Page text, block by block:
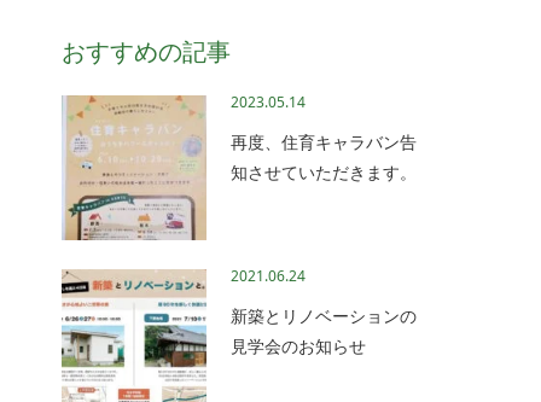
おすすめの記事
2023.05.14
再度、住育キャラバン告
知させていただきます。
2021.06.24
新築とリノベーションの
見学会のお知らせ